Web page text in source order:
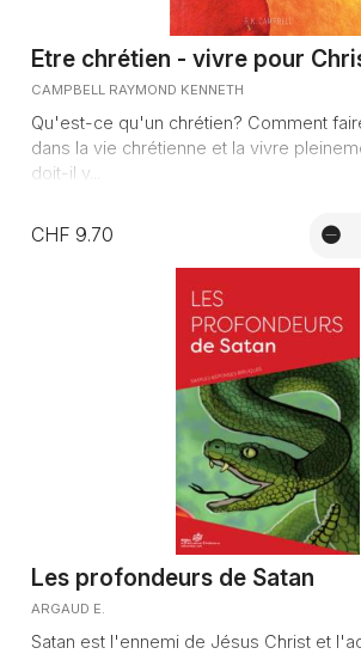
Etre chrétien - vivre pour
CAMPBELL RAYMOND KENNETH
Qu'est-ce qu'un chrétien? Comment
dans la vie chrétienne et la vivre
doit-il v...
CHF 9.70
Les profondeurs de Satan
ARGAUD E.
Satan est l'ennemi de Jésus Christ et